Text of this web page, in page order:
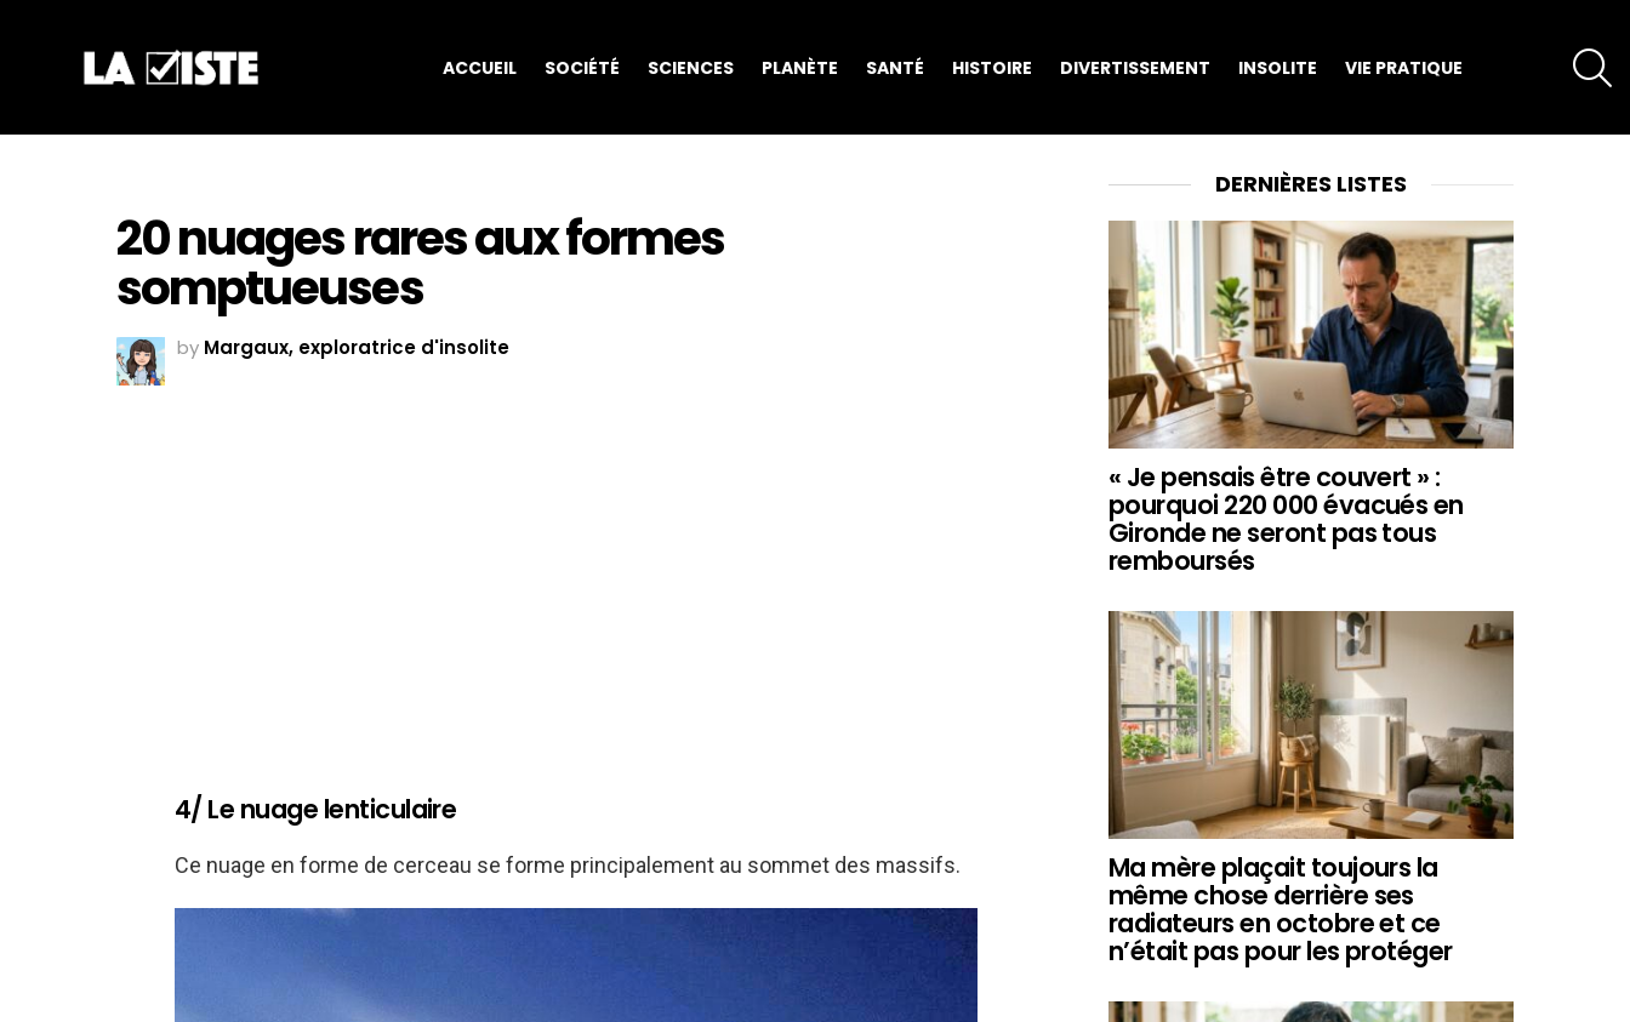
ACCUEIL SOCIÉTÉ SCIENCES PLANÈTE SANTÉ HISTOIRE DIVERTISSEMENT INSOLITE VIE PRATIQUE
20 nuages rares aux formes
somptueuses
by Margaux, exploratrice d'insolite
4/ Le nuage lenticulaire
Ce nuage en forme de cerceau se forme principalement au sommet des massifs.
DERNIÈRES LISTES
« Je pensais être couvert » :
pourquoi 220 000 évacués en
Gironde ne seront pas tous
remboursés
Ma mère plaçait toujours la
même chose derrière ses
radiateurs en octobre et ce
n’était pas pour les protéger